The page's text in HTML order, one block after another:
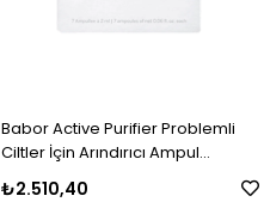
Babor Active Purifier Problemli
Ciltler İçin Arındırıcı Ampul
₺2.510,40